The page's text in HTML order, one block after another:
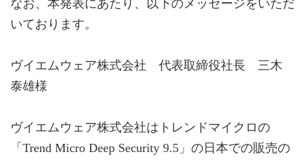
なお、本発表にあたり、以下のメッセージをいただ
いております。
ヴイエムウェア株式会社 代表取締役社長 三木
泰雄様
ヴイエムウェア株式会社はトレンドマイクロの
「Trend Micro Deep Security 9.5」の日本での販売の